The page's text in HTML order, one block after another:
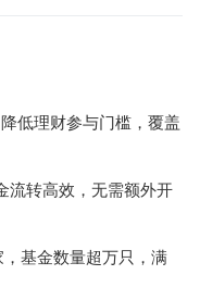
低理财参与门槛，覆盖
流转高效，无需额外开
基金数量超万只，满